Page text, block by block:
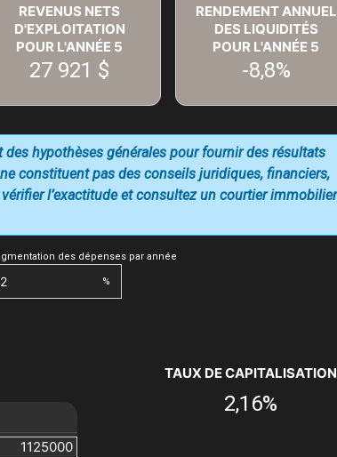
REVENUS NETS
D'EXPLOITATION
POUR L'ANNÉE 5
27 921 $
RENDEMENT ANNUEL
DES LIQUIDITÉS
POUR L'ANNÉE 5
-8,8%
des dépenses par année
%
hypothèses générales pour fournir des résultats
constituent pas des conseils juridiques, financiers,
l’exactitude et consultez un courtier immobilier
TAUX DE CAPITALISATION
2,16%